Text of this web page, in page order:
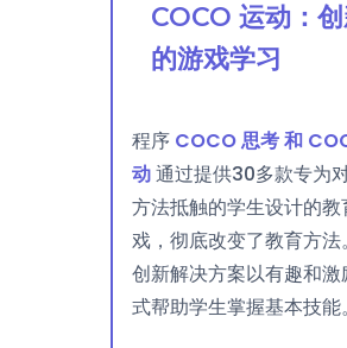
COCO 运动：
的游戏学习
程序 COCO 思考 和
动通过提供30多款专为
方法抵触的学生设计的教
戏，彻底改变了教育方法
创新解决方案以有趣和激
式帮助学生掌握基本技能。